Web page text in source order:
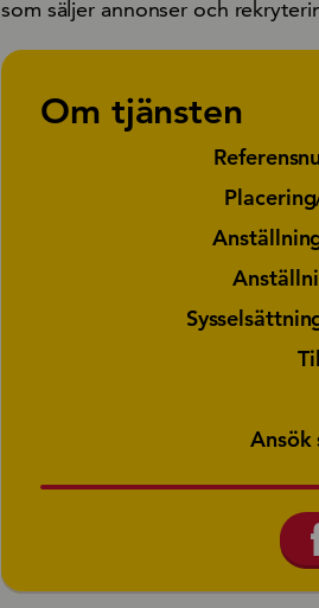
som säljer annonser och
Om tjänsten
Ansök